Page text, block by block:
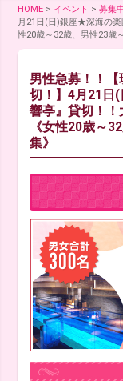
HOME > イベント >募集
月21日(日)銀座★深海の
性20歳～32歳、男性23歳
男性急募！！
切！】4月21日
響亭』貸切！
《女性20歳～
集》